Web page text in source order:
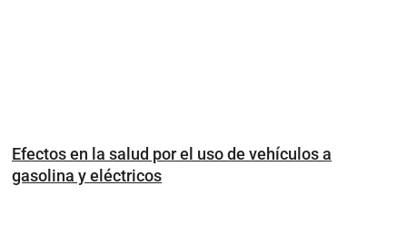
Efectos en la salud por el uso de vehículos a
gasolina y eléctricos